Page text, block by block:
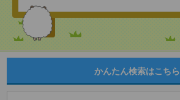
かんたん検索はこちら